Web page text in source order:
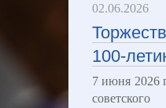
02.06.2026
100-
7 июня 2026